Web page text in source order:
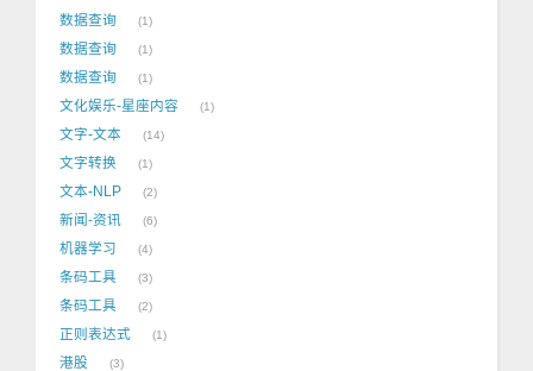
数据查询 1
数据查询 1
数据查询 1
文化娱乐-星座内容 1
文字-文本 14
文字转换 1
文本-NLP 2
新闻-资讯 6
机器学习 4
条码工具 3
条码工具 2
正则表达式 1
港股 3